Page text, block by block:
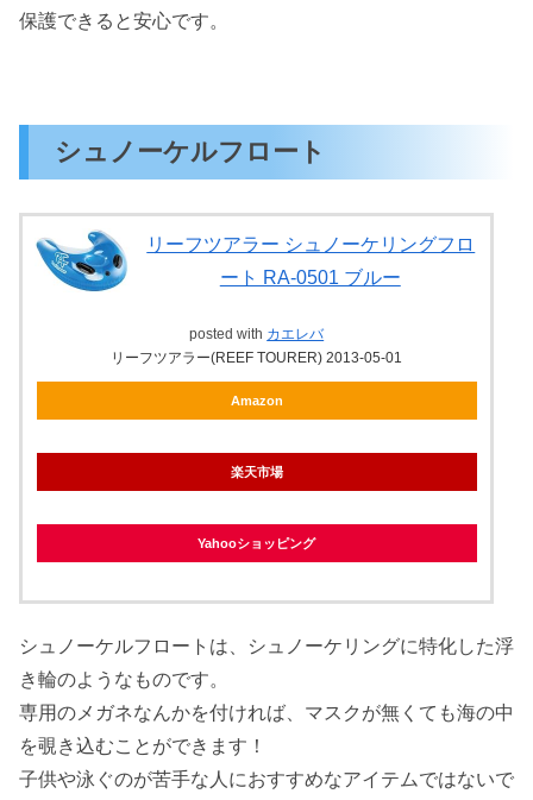
保護できると安心です。
シュノーケルフロート
リーフツアラー シュノーケリングフロ
ート RA-0501 ブルー
posted with カエレバ
リーフツアラー(REEF TOURER) 2013-05-01
Amazon
楽天市場
Yahooショッピング
シュノーケルフロートは、シュノーケリングに特化した浮
き輪のようなものです。
専用のメガネなんかを付ければ、マスクが無くても海の中
を覗き込むことができます！
子供や泳ぐのが苦手な人におすすめなアイテムではないで